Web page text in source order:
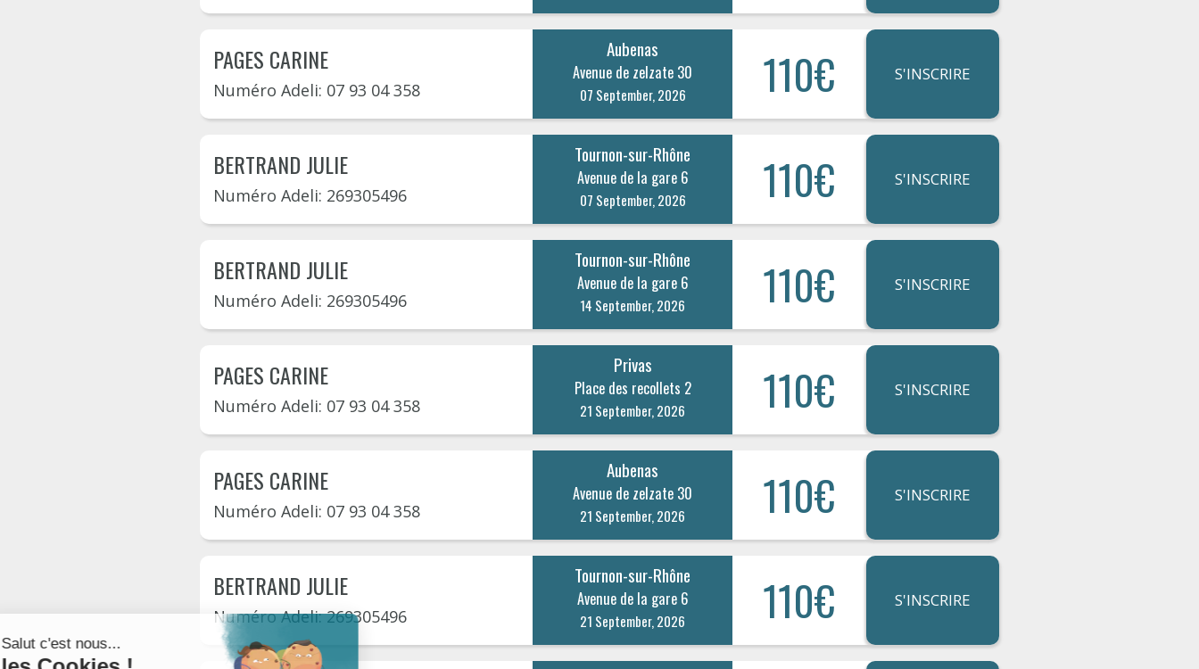
PAGES CARINE
Numéro Adeli: 07 93 04 358
Aubenas
Avenue de zelzate 30
07 September, 2026 110€ S'INSCRIRE
BERTRAND JULIE
Numéro Adeli: 269305496
Tournon-sur-Rhône
Avenue de la gare 6
07 September, 2026 110€ S'INSCRIRE
BERTRAND JULIE
Numéro Adeli: 269305496
Tournon-sur-Rhône
Avenue de la gare 6
14 September, 2026 110€ S'INSCRIRE
PAGES CARINE
Numéro Adeli: 07 93 04 358
Privas
Place des recollets 2
21 September, 2026 110€ S'INSCRIRE
PAGES CARINE
Numéro Adeli: 07 93 04 358
Aubenas
Avenue de zelzate 30
21 September, 2026 110€ S'INSCRIRE
BERTRAND JULIE
Numéro Adeli: 269305496
Tournon-sur-Rhône
Avenue de la gare 6
21 September, 2026 110€ S'INSCRIRE